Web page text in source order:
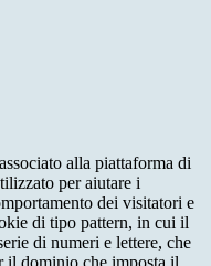
alla piattaforma di
per aiutare i
dei visitatori e
di tipo pattern, in cui il
di numeri e lettere, che
il dominio che imposta il